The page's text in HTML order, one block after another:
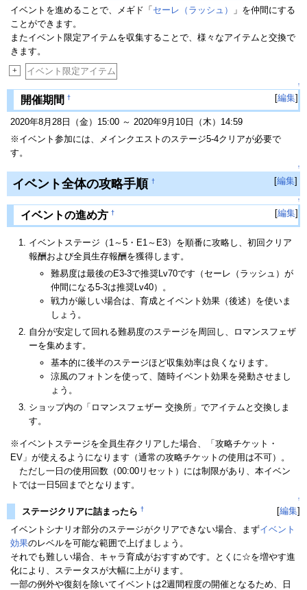
イベントを進めることで、メギド「セーレ（ラッシュ）
」を仲間にする
ことができます。
またイベント限定アイテムを収集することで、様々なアイテムと交換で
きます。
+ イベント限定アイテム
↑
開催期間 † [編集]
2020年8月28日（金）15:00 ～ 2020年9月10日（木）14:59
※イベント参加には、メインクエストのステージ5-4クリアが必要で
す。
↑
イベント全体の攻略手順 † [編集]
↑
イベントの進め方 † [編集]
イベントステージ（1～5・E1～E3）を順番に攻略し、初回クリア
報酬および全員生存報酬を獲得します。
難易度は最後のE3-3で推奨Lv70です（セーレ（ラッシュ）が
仲間になる5-3は推奨Lv40）。
戦力が厳しい場合は、育成とイベント効果（後述）を使いま
しょう。
自分が安定して回れる難易度のステージを周回し、ロマンスフェザ
ーを集めます。
基本的に後半のステージほど収集効率は良くなります。
涼風のフォトンを使って、随時イベント効果を発動させまし
ょう。
ショップ内の「ロマンスフェザー 交換所」でアイテムと交換しま
す。
※イベントステージを全員生存クリアした場合、「攻略チケット・
EV」が使えるようになります（通常の攻略チケットの使用は不可）。
ただし一日の使用回数（00:00リセット）には制限があり、本イベン
トでは一日5回までとなります。
↑
ステージクリアに詰まったら † [編集]
イベントシナリオ部分のステージがクリアできない場合、まずイベント
効果のレベルを可能な範囲で上げましょう。
それでも難しい場合、キャラ育成がおすすめです。とくに☆を増やす進
化により、ステータスが大幅に上がります。
一部の例外や復刻を除いてイベントは2週間程度の開催となるため、日